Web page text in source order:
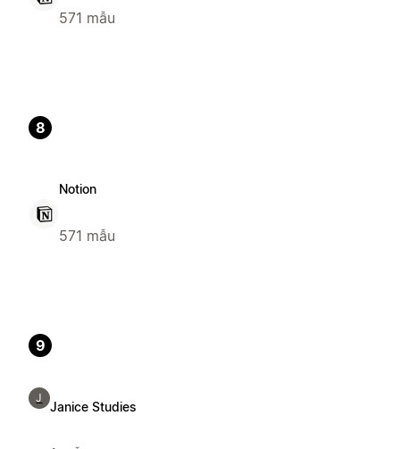
571 mẫu
8
Notion
571 mẫu
9
J
Janice Studies